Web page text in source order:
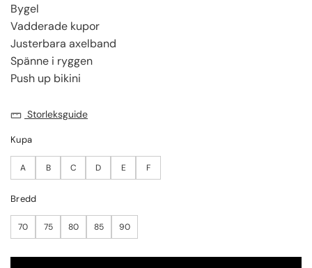
Bygel
Vadderade kupor
Justerbara axelband
Spänne i ryggen
Push up bikini
Storleksguide
Kupa
A B C D E F
Bredd
70 75 80 85 90